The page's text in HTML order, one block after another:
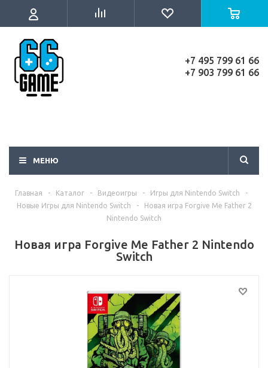
+7 495 799 61 66
+7 903 799 61 66
МЕНЮ
Главная - Каталог - Видеоигры - Игры для Nintendo Switch
-
Новые Игры для Nintendo Switch
-
Новая игра Forgive Me Father 2
Nintendo Switch
Новая игра Forgive Me Father 2 Nintendo
Switch